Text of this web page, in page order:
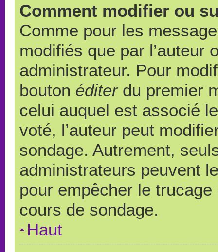
Comment modifier ou
Comme pour les
modifiés que par l’auteur
administrateur. Pour
bouton éditerdu premier
celui auquel est associé
voté, l’auteur peut
sondage. Autrement,
administrateurs peuvent
pour empêcher le
cours de sondage.
Haut